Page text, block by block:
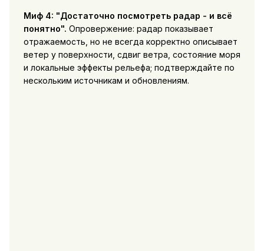
Миф 4: "Достаточно посмотреть радар - и всё
понятно". Опровержение: радар показывает
отражаемость, но не всегда корректно описывает
ветер у поверхности, сдвиг ветра, состояние моря
и локальные эффекты рельефа; подтверждайте по
нескольким источникам и обновлениям.